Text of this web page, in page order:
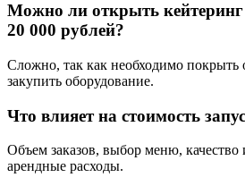
Можно ли открыть
20 000 рублей?
Сложно, так как необходимо покрыть
закупить оборудование.
Что влияет на стоимость
Объем заказов, выбор меню, качество
арендные расходы.